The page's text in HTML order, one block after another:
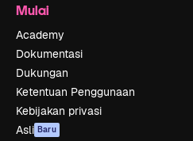
Mulai
Academy
Dokumentasi
Dukungan
Ketentuan Penggunaan
Kebijakan privasi
Asli Baru